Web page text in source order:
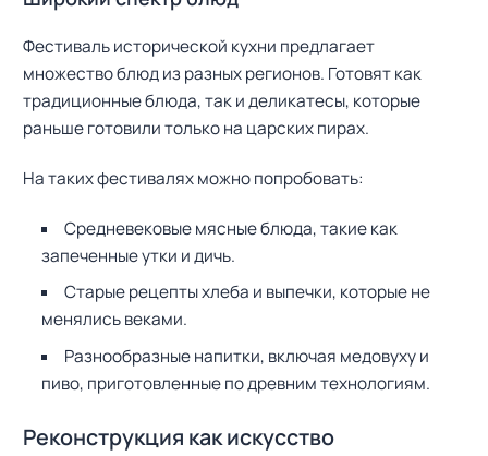
Фестиваль исторической кухни предлагает
множество блюд из разных регионов. Готовят как
традиционные блюда, так и деликатесы, которые
раньше готовили только на царских пирах.
На таких фестивалях можно попробовать:
Средневековые мясные блюда, такие как
запеченные утки и дичь.
Старые рецепты хлеба и выпечки, которые не
менялись веками.
Разнообразные напитки, включая медовуху и
пиво, приготовленные по древним технологиям.
Реконструкция как искусство